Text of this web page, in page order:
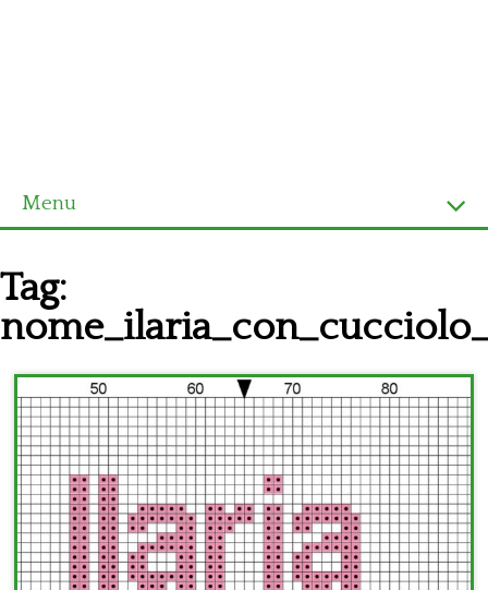
Menu
Ultimi schemi
Alfabeto
Bambini
Disney
Thun
Tag: